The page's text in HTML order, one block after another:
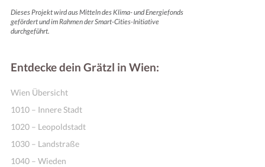
Dieses Projekt wird aus Mitteln des Klima- und Energiefonds
gefördert und im Rahmen der Smart-Cities-Initiative
durchgeführt.
Entdecke dein Grätzl in Wien:
Wien Übersicht
1010 – Innere Stadt
1020 – Leopoldstadt
1030 – Landstraße
1040 – Wieden